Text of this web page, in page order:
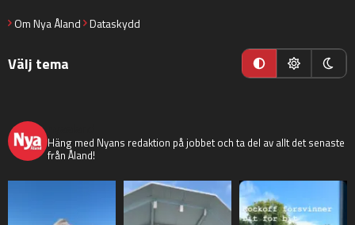
Om Nya Åland Dataskydd
Välj tema
Häng med Nyans redaktion på jobbet och ta del av allt det senaste
från Åland!